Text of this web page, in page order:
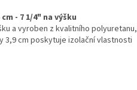
- 7 1/4" na výšku
a vyroben z kvalitního polyuretanu,
cm poskytuje izolační vlastnosti